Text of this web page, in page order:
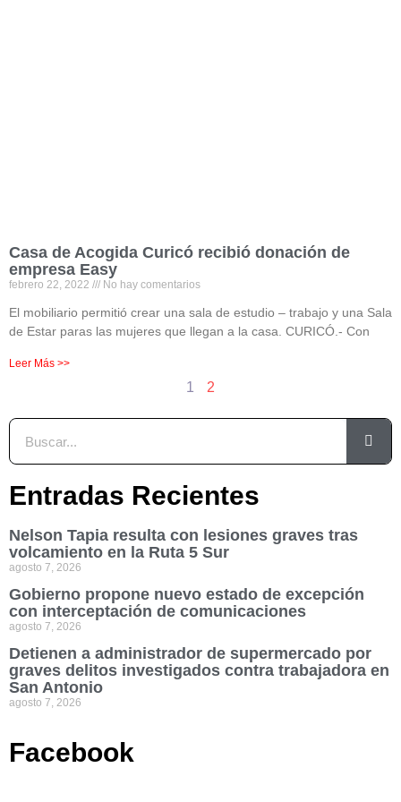
Casa de Acogida Curicó recibió donación de
empresa Easy
febrero 22, 2022 No hay comentarios
El mobiliario permitió crear una sala de estudio – trabajo y una Sala
de Estar paras las mujeres que llegan a la casa. CURICÓ.- Con
Leer Más >>
1 2
Entradas Recientes
Nelson Tapia resulta con lesiones graves tras
volcamiento en la Ruta 5 Sur
agosto 7, 2026
Gobierno propone nuevo estado de excepción
con interceptación de comunicaciones
agosto 7, 2026
Detienen a administrador de supermercado por
graves delitos investigados contra trabajadora en
San Antonio
agosto 7, 2026
Facebook